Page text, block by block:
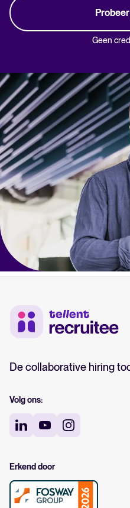
Geen
De collaborative hiring
Volg ons:
Erkend door